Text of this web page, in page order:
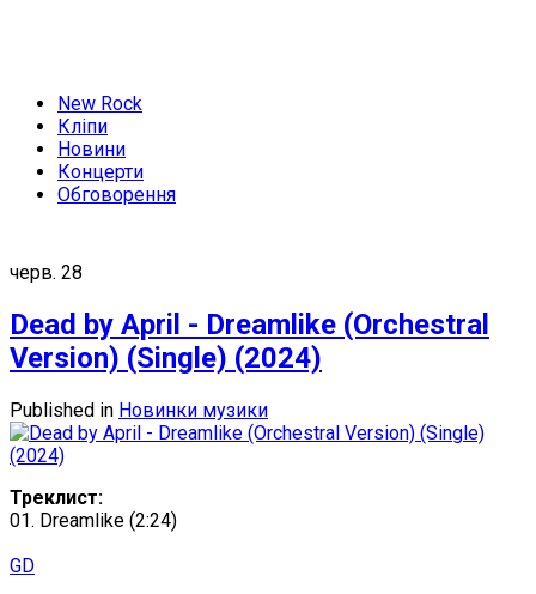
New Rock
Кліпи
Новини
Концерти
Обговорення
черв. 28
Dead by April - Dreamlike (Orchestral
Version) (Single) (2024)
Published in Новинки музики
Треклист:
01. Dreamlike (2:24)
GD